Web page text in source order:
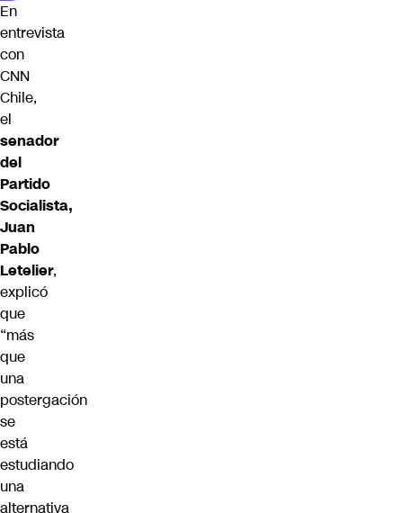
En
entrevista
con
CNN
Chile,
el
senador
del
Partido
Socialista,
Juan
Pablo
Letelier,
explicó
que
“más
que
una
postergación
se
está
estudiando
una
alternativa